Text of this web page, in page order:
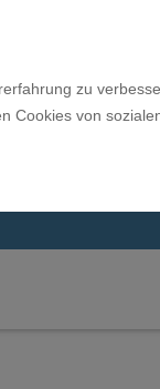
zu
von